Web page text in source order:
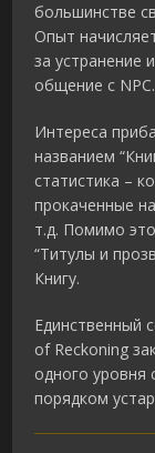
большинстве
Опыт
за устранение
общение с NPC.
Интереса
названием
статистика –
прокаченные
т.д. Помимо
“Титулы и
Книгу.
Единственный
of Reckoning
одного уровня
порядком